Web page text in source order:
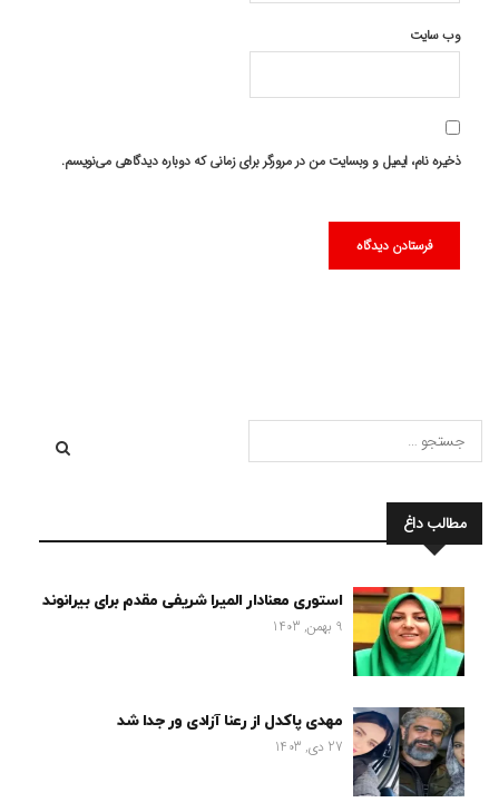
وب‌ سایت
ذخیره نام، ایمیل و وبسایت من در مرورگر برای زمانی که دوباره دیدگاهی می‌نویسم.
مطالب داغ
استوری معنادار المیرا شریفی مقدم برای بیرانوند
9 بهمن, 1403
مهدی پاکدل از رعنا آزادی ور جدا شد
27 دی, 1403